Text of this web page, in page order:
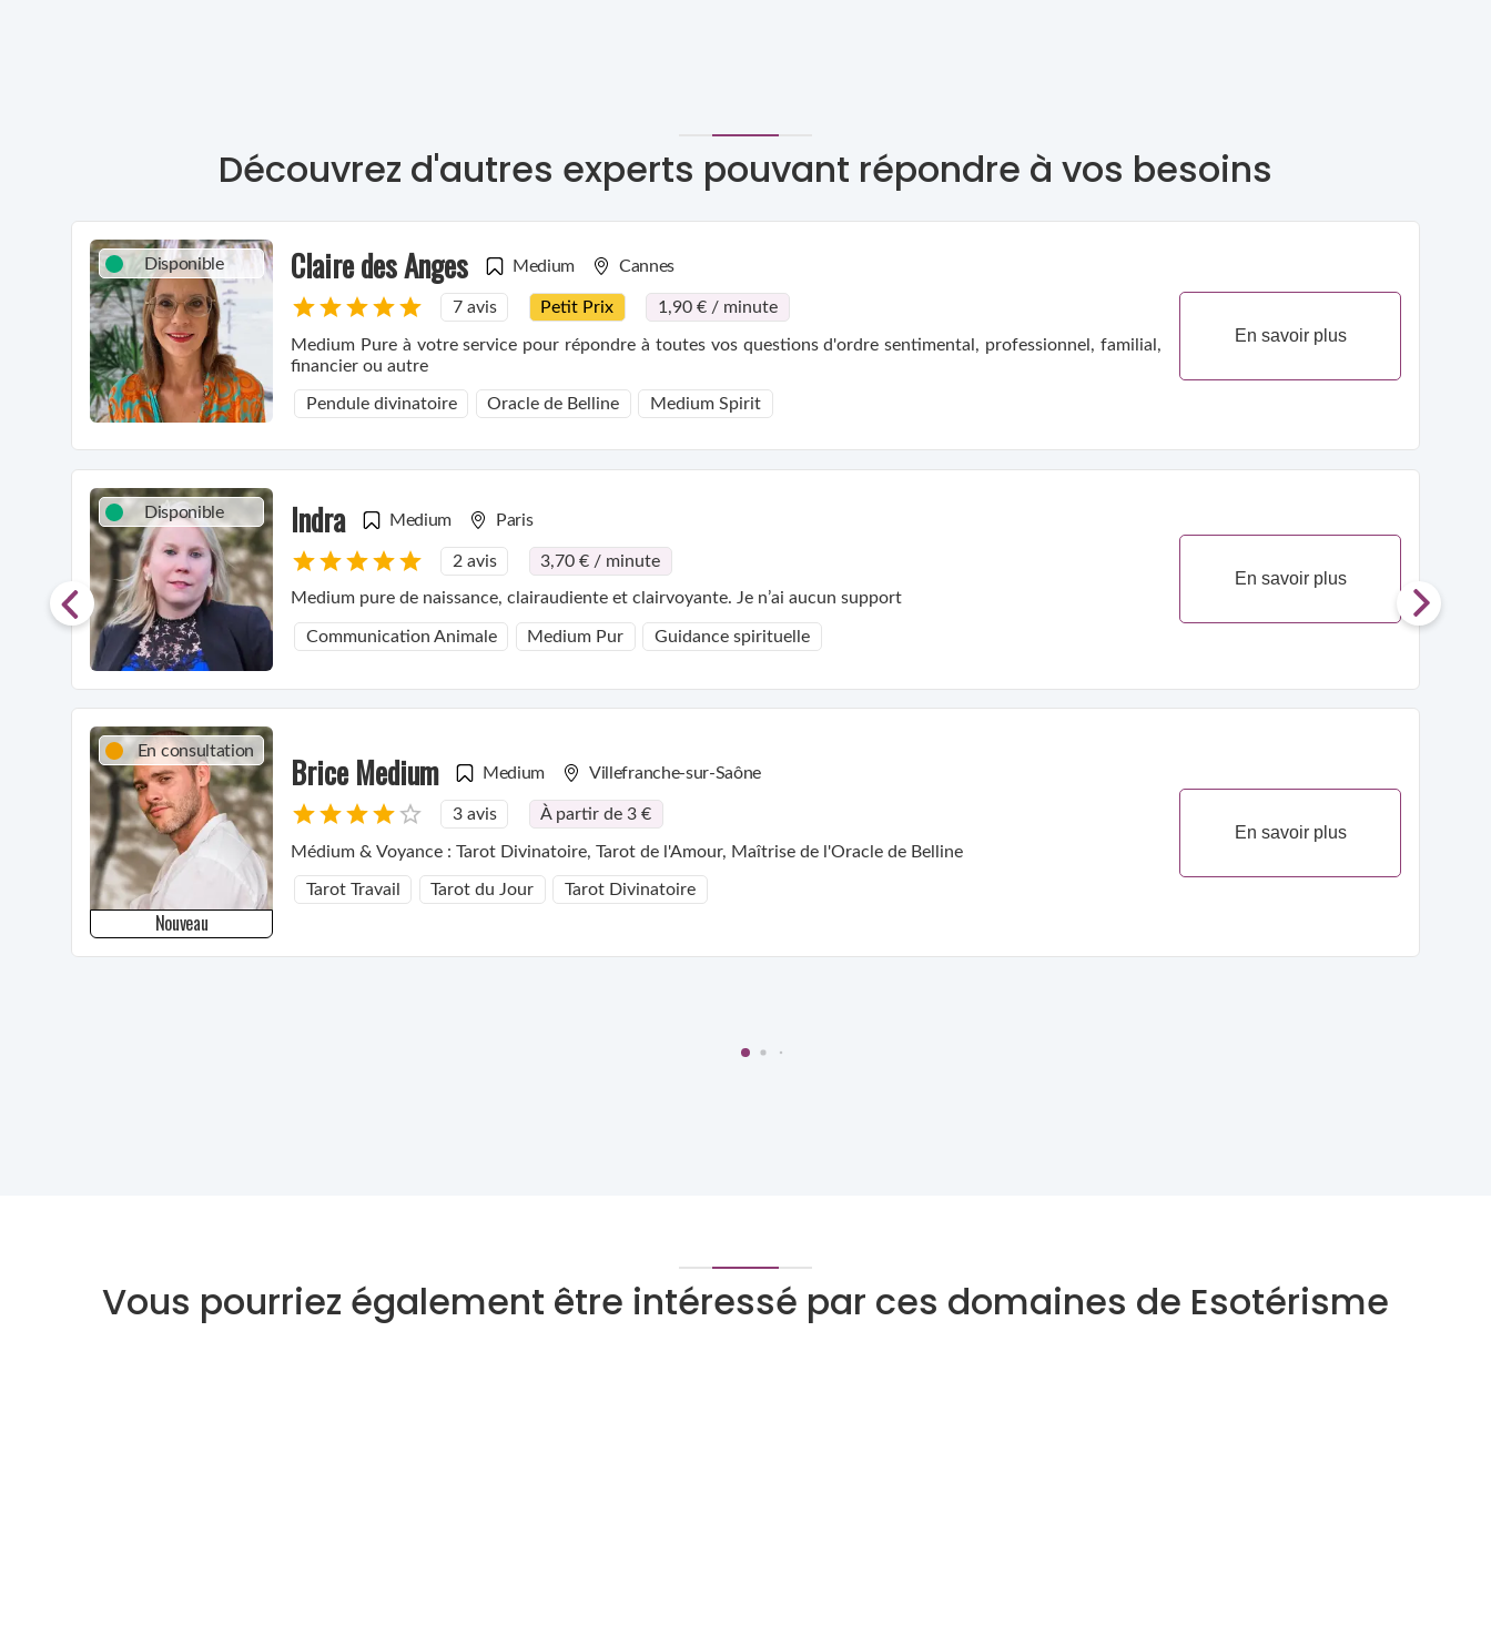
Découvrez d'autres experts pouvant répondre à vos besoins
Disponible Claire des Anges Medium Cannes
7 avis Petit Prix 1,90 € / minute
Medium Pure à votre service pour répondre à toutes vos questions d'ordre sentimental, professionnel, familial,
financier ou autre
Pendule divinatoire Oracle de Belline Medium Spirit
En savoir plus
Disponible Indra Medium Paris
2 avis 3,70 € / minute
Medium pure de naissance, clairaudiente et clairvoyante. Je n’ai aucun support
Communication Animale Medium Pur Guidance spirituelle
En savoir plus
En consultation
Nouveau
Brice Medium Medium Villefranche-sur-Saône
3 avis À partir de 3 €
Médium & Voyance : Tarot Divinatoire, Tarot de l'Amour, Maîtrise de l'Oracle de Belline
Tarot Travail Tarot du Jour Tarot Divinatoire
En savoir plus
Vous pourriez également être intéressé par ces domaines de Esotérisme